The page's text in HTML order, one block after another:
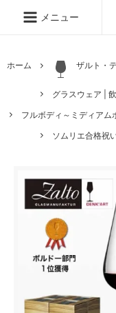
メニュー
ホーム ザルト・
グラスウェア |
フルボディ～ミディアム
ソムリエ合格祝